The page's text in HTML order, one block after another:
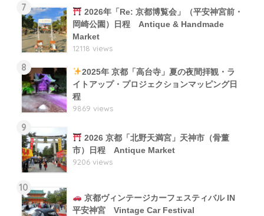
7
2026年「Re: 京都博覧会」（平安神宮前・
岡崎公園）日程 Antique & Handmade
Market
12118 views
8
2025年 京都「高台寺」夏の夜間拝観・ラ
イトアップ・プロジェクションマッピング日
程
9869 views
9
2026 京都「北野天満宮」天神市（骨董
市）日程 Antique Market
9206 views
10
京都ヴィンテージカーフェスティバル IN
平安神宮 Vintage Car Festival